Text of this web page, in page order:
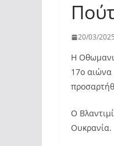
20/03/2025
Η
17ο αιώνα
Ο
Ουκρανία.